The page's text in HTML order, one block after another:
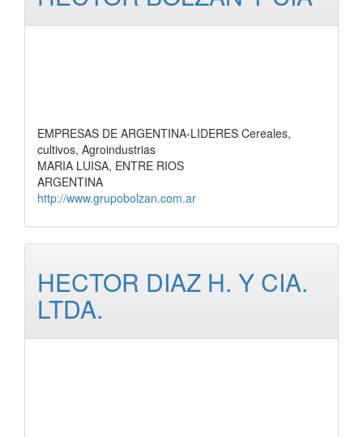
EMPRESAS DE ARGENTINA-LIDERES Cereales,
cultivos, Agroindustrias
MARIA LUISA, ENTRE RIOS
ARGENTINA
http://www.grupobolzan.com.ar
HECTOR DIAZ H. Y CIA.
LTDA.